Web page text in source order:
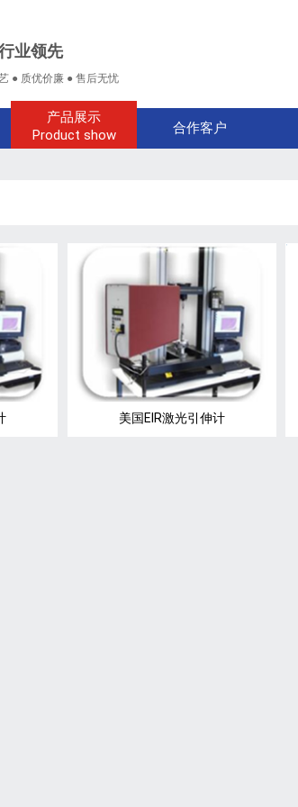
业领先
● 质优价廉 ● 售后无忧
产品展示
Product show
合作客户
美国EIR激光引伸计